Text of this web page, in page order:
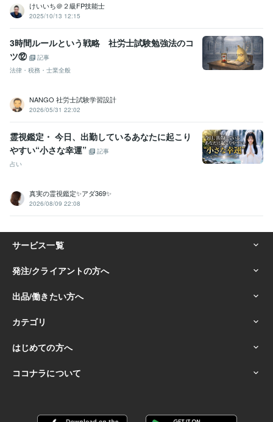
けいいち＠２級FP技能士
2025/10/13 12:15
3時間ルールという戦略 社労士試験勉強法のコ
ツ⑫
記事
法律・税務・士業全般
NANGO 社労士試験学習設計
2026/05/31 22:02
霊視鑑定・ 今日、出勤しているあなたに起こり
やすい“小さな幸運”
記事
占い
真実の霊視鑑定✨アダ369✨
2026/08/09 22:08